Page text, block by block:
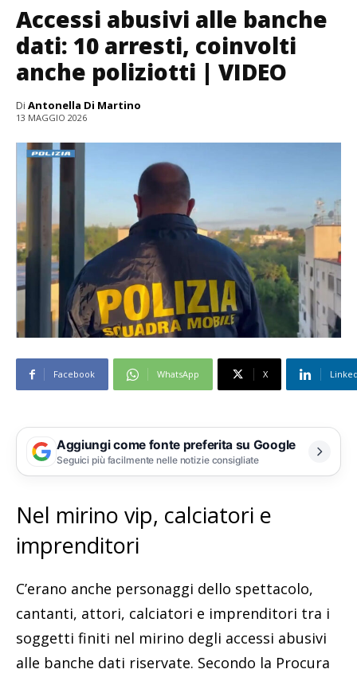
Accessi abusivi alle banche
dati: 10 arresti, coinvolti
anche poliziotti | VIDEO
Di Antonella Di Martino
13 MAGGIO 2026
Facebook WhatsApp X
Aggiungi come fonte preferita su Google
Seguici più facilmente nelle notizie consigliate
Nel mirino vip, calciatori e
imprenditori
C’erano anche personaggi dello spettacolo,
cantanti, attori, calciatori e imprenditori tra i
soggetti finiti nel mirino degli accessi abusivi
alle banche dati riservate. Secondo la Procura